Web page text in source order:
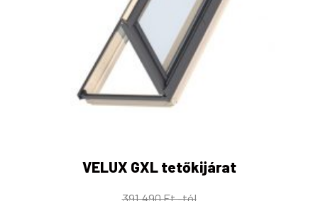
VELUX GXL tetőkijárat
391.490 Ft -tól